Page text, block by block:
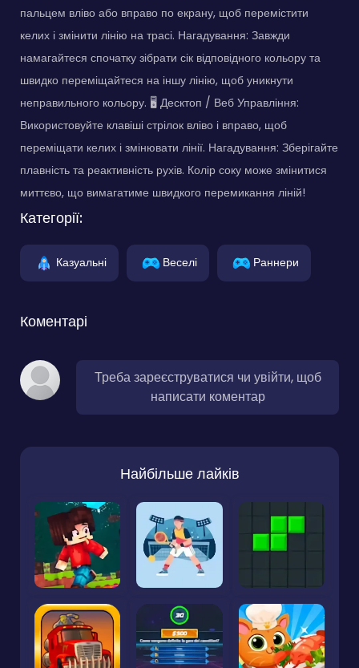
пальцем вліво або вправо по екрану, щоб перемістити
келих і змінити лінію на трасі. Нагадування: Завжди
намагайтеся спочатку зібрати сік відповідного кольору та
швидко переміщайтеся на іншу лінію, щоб уникнути
неправильного кольору. 🖥️ Десктоп / Веб Управління:
Використовуйте клавіші стрілок вліво і вправо, щоб
переміщати келих і змінювати лінії. Нагадування: Зберігайте
плавність та реактивність рухів. Колір соку може змінитися
миттєво, що вимагатиме швидкого перемикання ліній!
Категорії:
Казуальні Веселі Раннери
Коментарі
Треба зареєструватися чи увійти, щоб
написати коментар
Найбільше лайків